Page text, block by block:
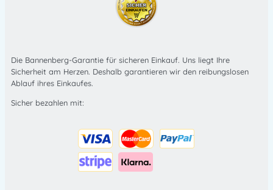
Die Bannenberg-Garantie für sicheren Einkauf. Uns liegt Ihre
Sicherheit am Herzen. Deshalb garantieren wir den reibungslosen
Ablauf ihres Einkaufes.
Sicher bezahlen mit: